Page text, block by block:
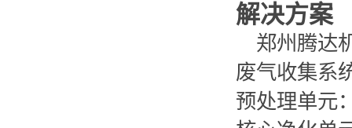
解决方案
郑州腾达
废气收集系
预处理单元